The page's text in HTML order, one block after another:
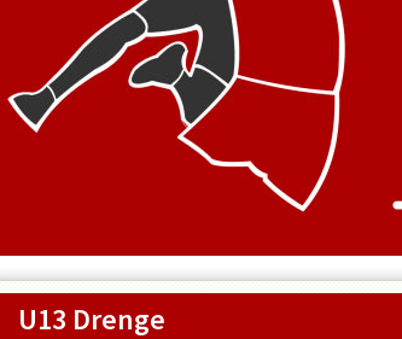
U13 Drenge